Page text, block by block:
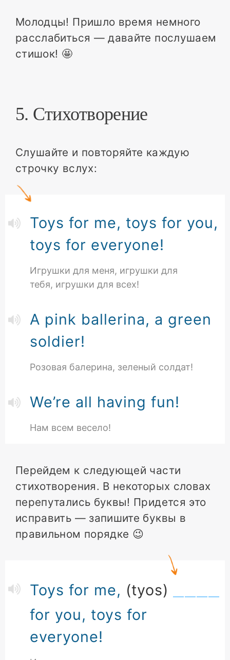
Молодцы! Пришло время немного
расслабиться — давайте послушаем
стишок! 🤩
5. Стихотворение
Слушайте и повторяйте каждую
строчку вслух:
Toys for me, toys for you,
toys for everyone!
Игрушки для меня, игрушки для
тебя, игрушки для всех!
A pink ballerina, a green
soldier!
Розовая балерина, зеленый солдат!
We’re all having fun!
Нам всем весело!
Перейдем к следующей части
стихотворения. В некоторых словах
перепутались буквы! Придется это
исправить — запишите буквы в
правильном порядке 😉
Toys for me, (tyos)
for you, toys for
everyone!